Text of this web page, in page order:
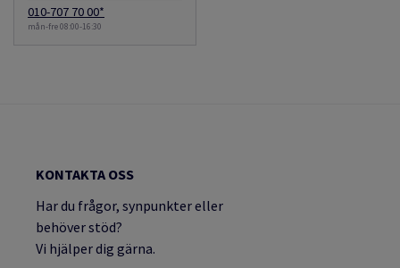
010-707 70 00*
mån-fre 08:00-16:30
KONTAKTA OSS
Har du frågor, synpunkter eller
behöver stöd?
Vi hjälper dig gärna.